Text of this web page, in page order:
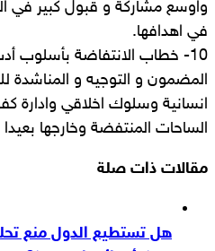
واوسع مشاركة و قبول كبير في
في اهدافها.
10- خطاب الانتفاضة بأسلوب
المضمون و التوجيه و المناشدة
انسانية وسلوك اخلاقي وادارة
الساحات المنتفضة وخارجها
مقالات ذات صلة
هل تستطيع الدول منع